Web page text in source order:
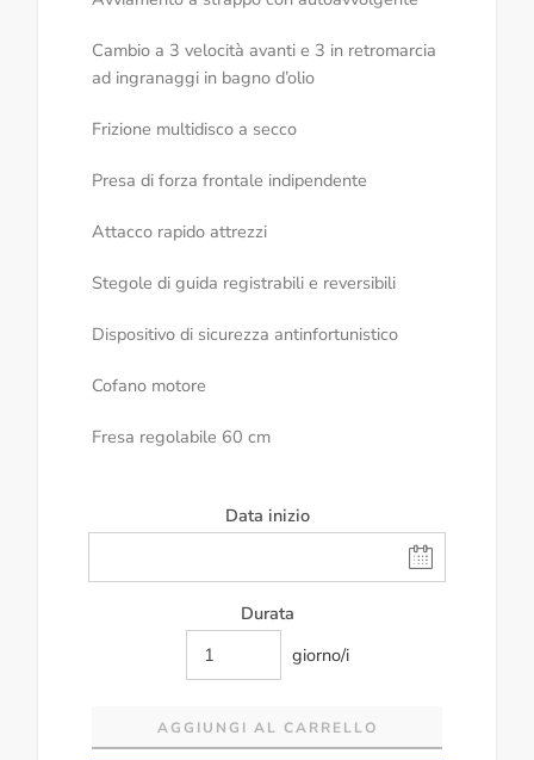
Cambio a 3 velocità avanti e 3 in retromarcia
ad ingranaggi in bagno d’olio
Frizione multidisco a secco
Presa di forza frontale indipendente
Attacco rapido attrezzi
Stegole di guida registrabili e reversibili
Dispositivo di sicurezza antinfortunistico
Cofano motore
Fresa regolabile 60 cm
Data inizio
Durata
giorno/i
AGGIUNGI AL CARRELLO